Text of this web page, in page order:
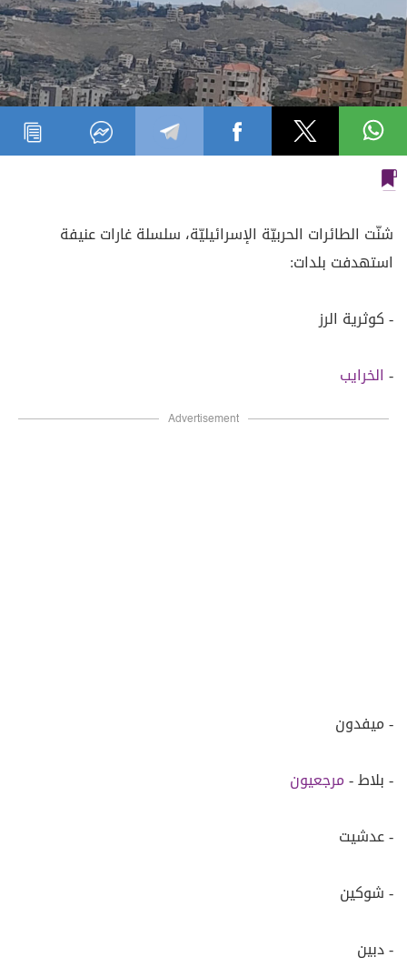
شنّت الطائرات الحربيّة الإسرائيليّة، سلسلة غارات عنيفة
استهدفت بلدات:
- كوثرية الرز
- الخرايب
Advertisement
- ميفدون
- بلاط -مرجعيون
- عدشيت
- شوكين
- دبين